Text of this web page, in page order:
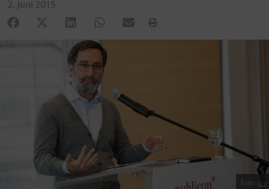
2. Juni 2015
Foto: pro